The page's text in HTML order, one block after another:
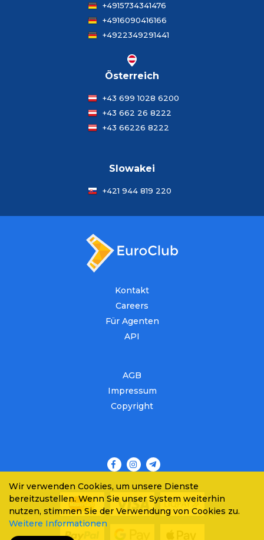
+4915734341476
+4916090416166
+4922349291441
Österreich
+43 699 1028 6200
+43 662 26 8222
+43 66226 8222
Slowakei
+421 944 819 220
Kontakt
Careers
Für Agenten
API
AGB
Impressum
Copyright
Wir verwenden Cookies, um unsere Dienste
bereitzustellen. Wenn Sie unser System weiterhin
nutzen, stimmen Sie der Verwendung von Cookies zu.
Weitere Informationen